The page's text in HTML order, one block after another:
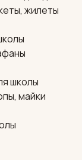
жилеты
школы
майки